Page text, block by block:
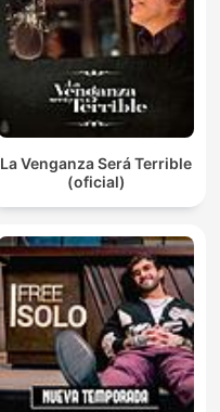
La Venganza Será Terrible
(oficial)